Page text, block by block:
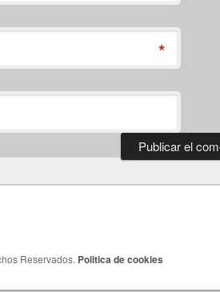
*
Reservados. Politica de cookies